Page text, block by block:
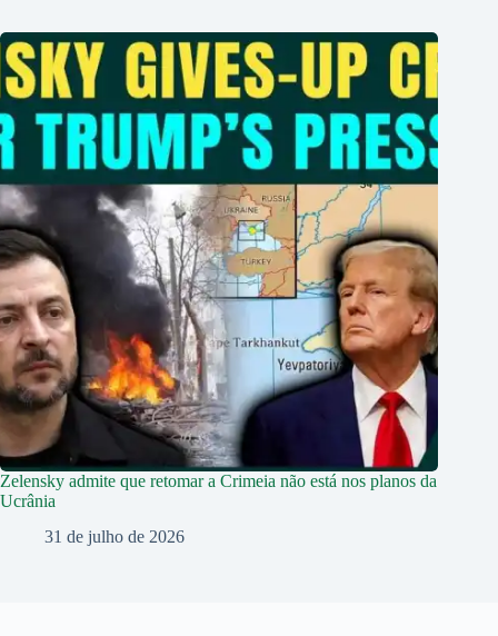
Zelensky admite que retomar a Crimeia não está nos planos da
Ucrânia
31 de julho de 2026